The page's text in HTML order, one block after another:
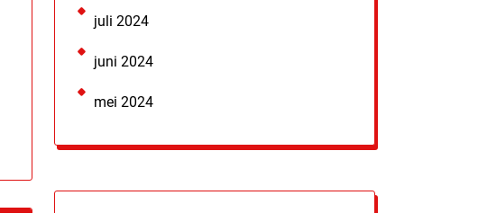
juli 2024
juni 2024
mei 2024